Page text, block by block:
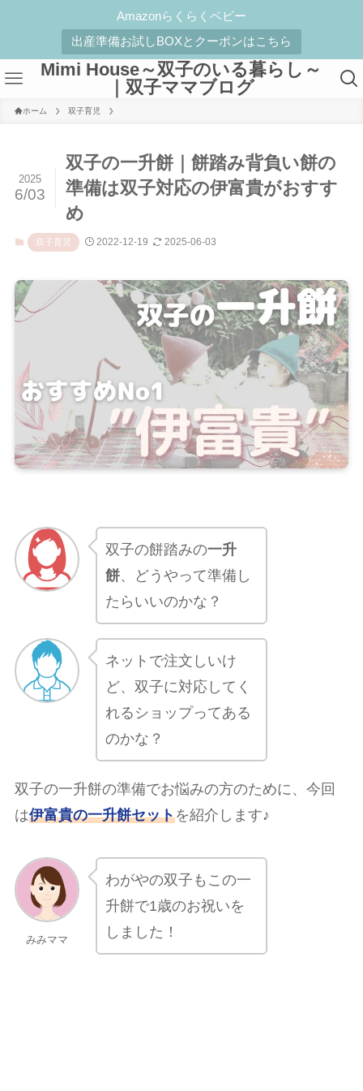
Amazonらくらくベビー
出産準備お試しBOXとクーポンはこちら
Mimi House～双子のいる暮らし～
｜双子ママブログ
ホーム 双子育児
双子の一升餅｜餅踏み背負い餅の
準備は双子対応の伊富貴がおすす
め
2025
6/03
双子育児 2022-12-19 2025-06-03
双子の餅踏みの一升
餅、どうやって準備し
たらいいのかな？
ネットで注文しいけ
ど、双子に対応してく
れるショップってある
のかな？
双子の一升餅の準備でお悩みの方のために、今回
は伊富貴の一升餅セットを紹介します♪
みみママ
わがやの双子もこの一
升餅で1歳のお祝いを
しました！